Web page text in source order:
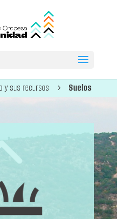
y sus recursos 5 Suelos